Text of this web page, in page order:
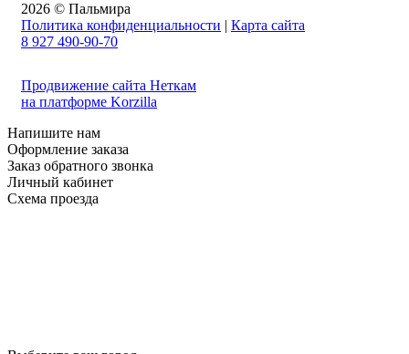
2026 © Пальмира
Политика конфиденциальности | Карта сайта
8 927 490-90-70
Продвижение сайта Неткам
на платформе Korzilla
Напишите нам
Оформление заказа
Заказ обратного звонка
Личный кабинет
Схема проезда